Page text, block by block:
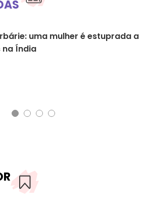
uma mulher é estuprada a
na Índia